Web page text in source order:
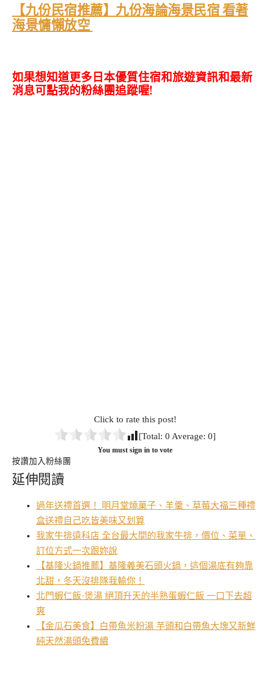
【九份民宿推薦】九份海論海景民宿 看著
海景慵懶放空
如果想知道更多日本優質住宿和旅遊資訊和最新
消息可點我的粉絲團追蹤喔!
Click to rate this post!
[Total: 0 Average: 0]
You must sign in to vote
按讚加入粉絲團
延伸閱讀
過年送禮首選！ 明月堂燒菓子、羊羹、草莓大福三種禮
盒送禮自己吃皆美味又划算
我家牛排遠科店 全台最大間的我家牛排，價位、菜單、
訂位方式一次跟妳說
【基隆火鍋推薦】基隆義美石頭火鍋，這個湯底有夠靠
北甜，冬天沒排隊我輸你！
北門蝦仁飯·煲湯 絕頂升天的半熟蛋蝦仁飯 一口下去超
爽
【金瓜石美食】白帶魚米粉湯 芋頭和白帶魚大塊又新鮮
純天然湯頭免費續